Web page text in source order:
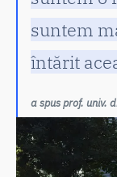
suntem
întărit
a spus prof. univ.